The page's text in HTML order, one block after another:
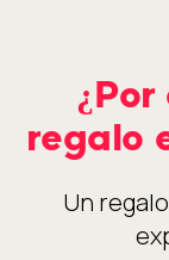
regalo
Un